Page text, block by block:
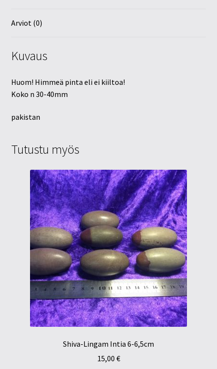
Arviot (0)
Kuvaus
Huom! Himmeä pinta eli ei kiiltoa!
Koko n 30-40mm
pakistan
Tutustu myös
Shiva-Lingam Intia 6-6,5cm
15,00 €